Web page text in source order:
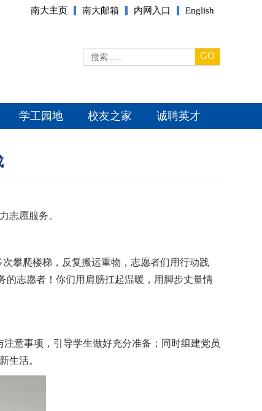
南大主页 南大邮箱 内网入口 English
GO
学工园地 校友之家 诚聘英才
志愿服务。
攀爬楼梯，反复搬运重物，志愿者们用行动践
的志愿者！你们用肩膀扛起温暖，用脚步丈量情
意事项，引导学生做好充分准备；同时组建党员
生活。